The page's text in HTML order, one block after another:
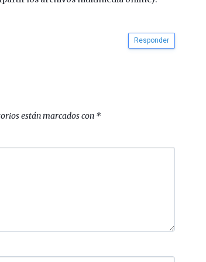
Responder
están marcados con *